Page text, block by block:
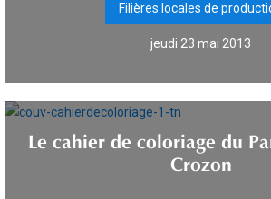
Filières locales de
jeudi 23 mai 2013
Le cahier de coloriage du
Crozon